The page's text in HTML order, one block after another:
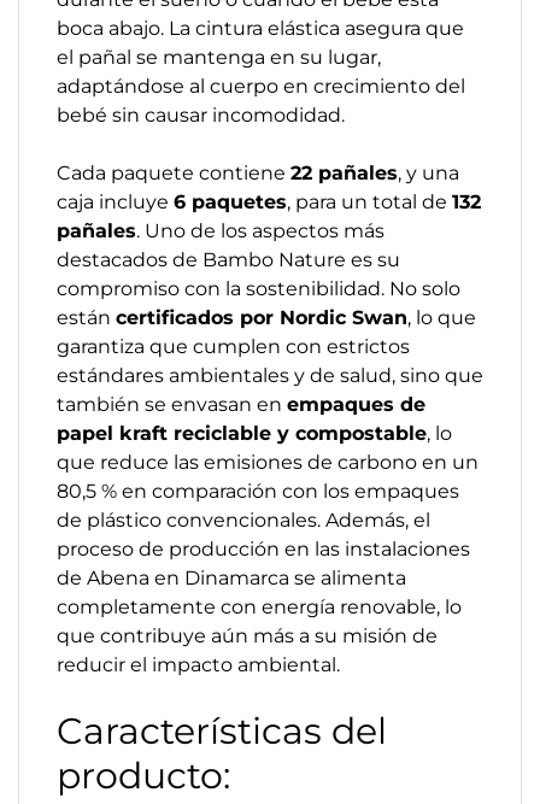
boca abajo. La cintura elástica asegura que
el pañal se mantenga en su lugar,
adaptándose al cuerpo en crecimiento del
bebé sin causar incomodidad.
Cada paquete contiene 22 pañales, y una
caja incluye 6 paquetes, para un total de 132
pañales. Uno de los aspectos más
destacados de Bambo Nature es su
compromiso con la sostenibilidad. No solo
están certificados por Nordic Swan, lo que
garantiza que cumplen con estrictos
estándares ambientales y de salud, sino que
también se envasan en empaques de
papel kraft reciclable y compostable, lo
que reduce las emisiones de carbono en un
80,5 % en comparación con los empaques
de plástico convencionales. Además, el
proceso de producción en las instalaciones
de Abena en Dinamarca se alimenta
completamente con energía renovable, lo
que contribuye aún más a su misión de
reducir el impacto ambiental.
Características del
producto: